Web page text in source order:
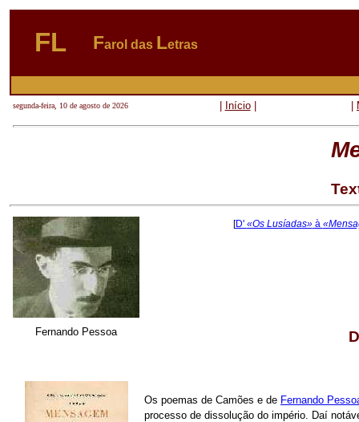
FL Farol das Letras
segunda-feira, 10 de agosto de 2026 Início|
[D' «Os Lusíadas»à
Fernando Pessoa
Os poemas de Camões e de Fernando
processo de dissolução do império. Daí